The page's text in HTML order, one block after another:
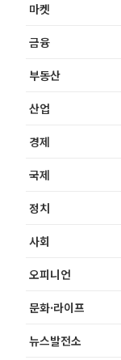
마켓
금융
부동산
산업
경제
국제
정치
사회
오피니언
문화·라이프
뉴스발전소